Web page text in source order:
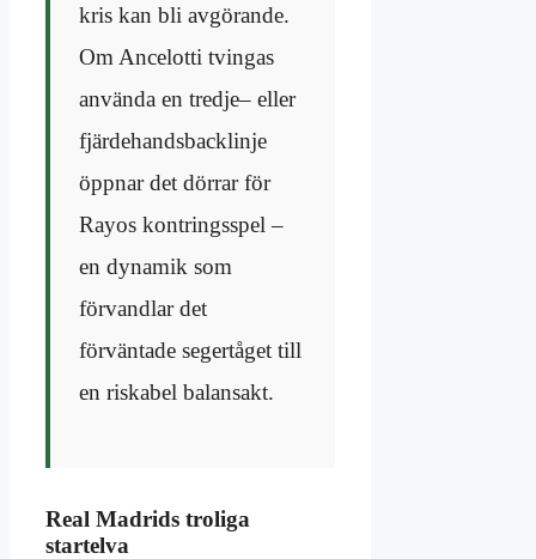
kris kan bli avgörande.
Om Ancelotti tvingas
använda en tredje– eller
fjärdehandsbacklinje
öppnar det dörrar för
Rayos kontringsspel –
en dynamik som
förvandlar det
förväntade segertåget till
en riskabel balansakt.
Real Madrids troliga
startelva